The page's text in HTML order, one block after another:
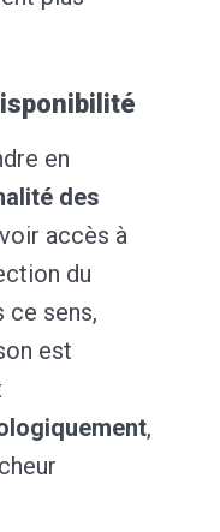
en
des
accès à
du
ce sens,
est
,